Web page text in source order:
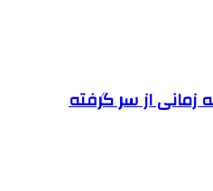
زمانی از سر گرفته